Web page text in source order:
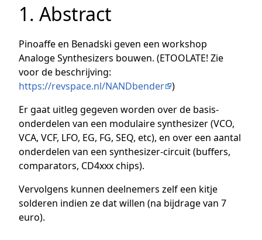
1. Abstract
Pinoaffe en Benadski geven een workshop
Analoge Synthesizers bouwen. (ETOOLATE! Zie
voor de beschrijving:
https://revspace.nl/NANDbender )
Er gaat uitleg gegeven worden over de basis-
onderdelen van een modulaire synthesizer (VCO,
VCA, VCF, LFO, EG, FG, SEQ, etc), en over een aantal
onderdelen van een synthesizer-circuit (buffers,
comparators, CD4xxx chips).
Vervolgens kunnen deelnemers zelf een kitje
solderen indien ze dat willen (na bijdrage van 7
euro).